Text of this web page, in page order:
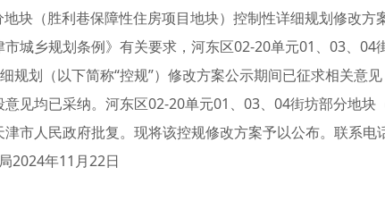
块（胜利巷保障性住房项目地块）控制性详细规划修改方
城乡规划条例》有关要求，河东区02-20单元01、03、04
规划（以下简称“控规”）修改方案公示期间已征求相关意
见均已采纳。河东区02-20单元01、03、04街坊部分地块
市人民政府批复。现将该控规修改方案予以公布。联系电
2024年11月22日